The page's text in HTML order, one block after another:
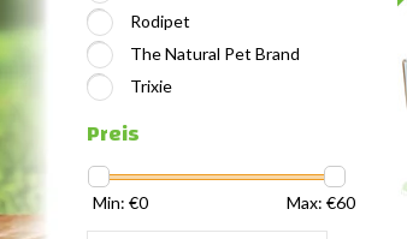
Rodipet
The Natural Pet Brand
Trixie
Preis
Min: €0 Max: €60